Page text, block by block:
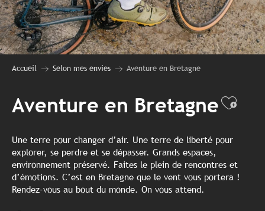
Accueil Selon mes envies Aventure en Bretagne
Aventure en Bretagne
Une terre pour changer d’air. Une terre de liberté pour
explorer, se perdre et se dépasser. Grands espaces,
environnement préservé. Faites le plein de rencontres et
d’émotions. C’est en Bretagne que le vent vous portera !
Rendez-vous au bout du monde. On vous attend.